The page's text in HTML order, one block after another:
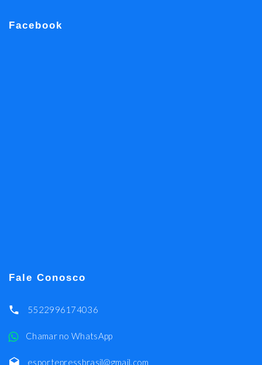
Facebook
Fale Conosco
5522996174036
Chamar no WhatsApp
esportepressbrasil@gmail.com